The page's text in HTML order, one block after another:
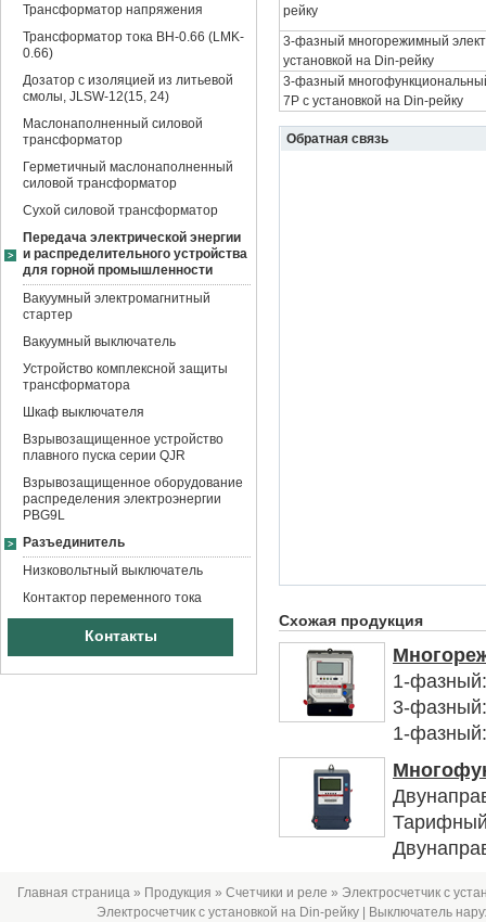
Трансформатор напряжения
Трансформатор тока BH-0.66 (LMK-
0.66)
Дозатор с изоляцией из литьевой
смолы, JLSW-12(15, 24)
Маслонаполненный силовой
трансформатор
Герметичный маслонаполненный
силовой трансформатор
Сухой силовой трансформатор
Передача электрической энергии
и распределительного устройства
для горной промышленности
Вакуумный электромагнитный
стартер
Вакуумный выключатель
Устройство комплексной защиты
трансформатора
Шкаф выключателя
Взрывозащищенное устройство
плавного пуска серии QJR
Взрывозащищенное оборудование
распределения электроэнергии
PBG9L
Разъединитель
Низковольтный выключатель
Контактор переменного тока
Контакты
рейку
3-фазный многорежимный
установкой на Din-рейку
3-фазный
7P с установкой на Din-рейку
Обратная связь
Схожая продукция
1-
3-
1-
Тарифный
Главная страница » Продукция » Счетчики и реле » Электросчетчик с
Электросчетчик с установкой на Din-рейку| Выключатель